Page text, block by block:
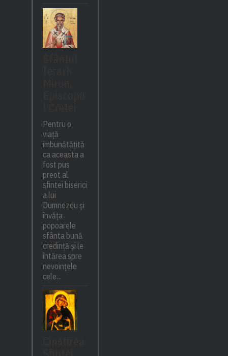
Pentru o
viață
îmbunătățită
ca aceasta a
fost pus
preot al
sfintei biserici
a lui
Dumnezeu și
învăța
popoarele
sfânta bună
credință și le
întărea spre
nevoințele
cele...